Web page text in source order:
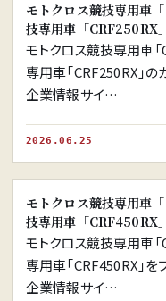
モトクロス競技専用車
技専用車「CRF250RX
モトクロス競技専用車
専用車「CRF250RX」
企業情報サイ…
2026.06.25
モトクロス競技専用車
技専用車「CRF450RX
モトクロス競技専用車
専用車「CRF450RX」
企業情報サイ…